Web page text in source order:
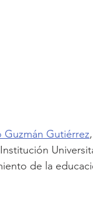
Gutiérrez
de la